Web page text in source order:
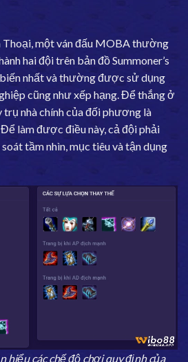
Thoại, một ván đấu MOBA thường
hai đội trên bản đồ Summoner’s
nhất và thường được sử dụng
cũng như xếp hạng. Để thắng ở
trụ nhà chính của đối phương là
làm được điều này, cả đội phải
tầm nhìn, mục tiêu và tận dụng
hiểu các chế độ chơi quy định của